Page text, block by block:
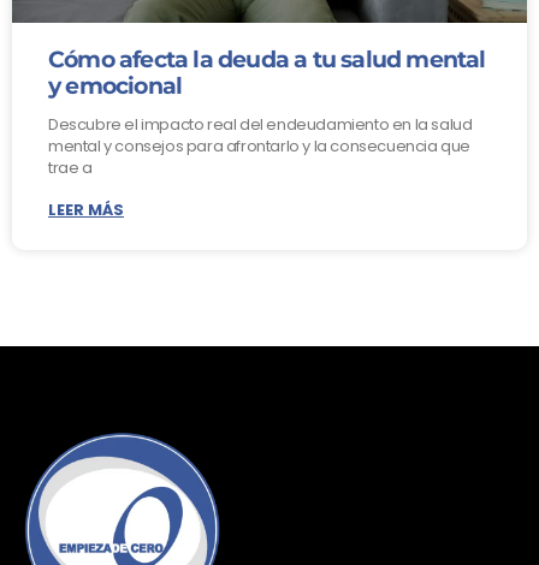
Cómo afecta la deuda a tu salud mental
y emocional
Descubre el impacto real del endeudamiento en la salud
mental y consejos para afrontarlo y la consecuencia que
trae a
LEER MÁS